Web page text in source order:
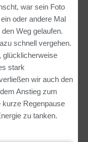
war sein Foto
oder andere Mal
Weg gelaufen.
schnell vergehen.
glücklicherweise
stark
wir auch den
Anstieg zum
Regenpause
zu tanken.